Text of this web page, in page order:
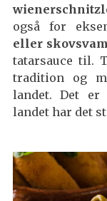
også for
eller
tatarsauce til.
tradition og
landet. Det
landet har det